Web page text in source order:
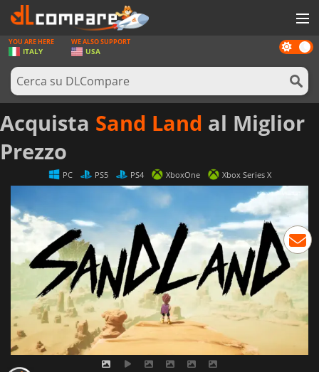
GIOCHI
PREPAGATE
SOFTWARE
REWARDS
HARDWARE
ACCEDI O REGISTRATI
Dark
mode
YOU ARE HERE
ITALY
WE ALSO SUPPORT
USA
Acquista Sand Land al Miglior
Prezzo
PC PS5 PS4 XboxOne Xbox Series X